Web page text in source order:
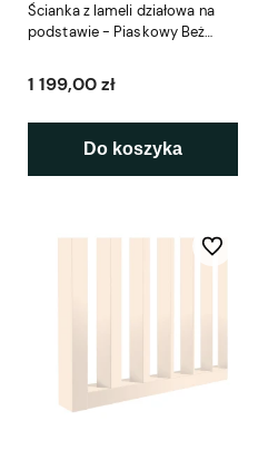
Ścianka z lameli działowa na
podstawie - Piaskowy Beż
1 199,00 zł
Do koszyka
Do